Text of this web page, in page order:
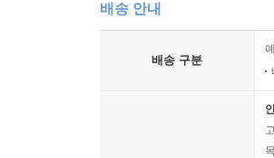
배송 안내
배송 구분